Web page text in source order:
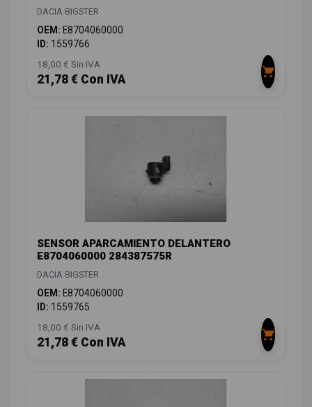
DACIA BIGSTER
OEM: E8704060000
ID: 1559766
18,00 € Sin IVA
21,78 € Con IVA
SENSOR APARCAMIENTO DELANTERO
E8704060000 284387575R
DACIA BIGSTER
OEM: E8704060000
ID: 1559765
18,00 € Sin IVA
21,78 € Con IVA